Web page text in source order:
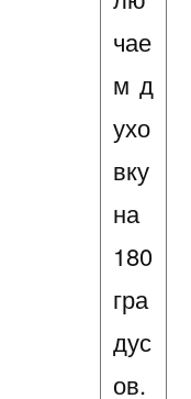
чае
м д
ухо
вку
на
180
гра
дус
ов.